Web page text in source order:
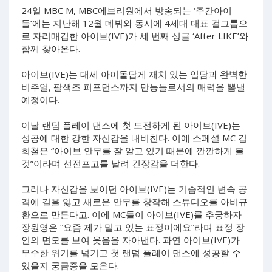
24일 MBC M, MBC에브리원에서 방송되는 ‘주간아이
돌’에는 지난해 12월 데뷔와 동시에 4세대 대표 걸그룹으
로 자리매김한 아이브(IVE)가 세 번째 싱글 ‘After LIKE’와
함께 찾아온다.
아이브(IVE)는 대세 아이돌답게 재치 있는 입담과 완벽한
비주얼, 팔색조 퍼포먼스까지 만능돌로서의 매력을 뽐낼
예정이다.
이날 랜덤 플레이 댄스에 첫 도전하게 된 아이브(IVE)는
성공에 대한 강한 자신감을 내비친다. 이에 스페셜 MC 김
희철은 “아이브 안무를 잘 알고 있기 때문에 깐깐하게 볼
것”이라며 선전포고를 날려 긴장감을 더한다.
그러나 자신감을 보이던 아이브(IVE)는 기습적인 변속 공
격에 길을 잃고 새로운 안무를 창작해 스튜디오를 아비규
환으로 만든다고. 이에 MC들이 아이브(IVE)를 추궁하자
장원영은 “요즘 제가 밀고 있는 표정이에요”라며 표정 장
인의 면모를 보여 웃음을 자아낸다. 과연 아이브(IVE)가
무수한 위기를 넘기고 첫 랜덤 플레이 댄스에 성공할 수
있을지 궁금증을 모은다.